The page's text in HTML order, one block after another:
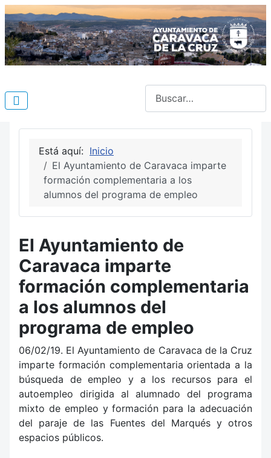
Está aquí: Inicio
El Ayuntamiento de Caravaca imparte
formación complementaria a los
alumnos del programa de empleo
El Ayuntamiento de
Caravaca imparte
formación complementaria
a los alumnos del
programa de empleo
06/02/19. El Ayuntamiento de Caravaca de la Cruz
imparte formación complementaria orientada a la
búsqueda de empleo y a los recursos para el
autoempleo dirigida al alumnado del programa
mixto de empleo y formación para la adecuación
del paraje de las Fuentes del Marqués y otros
espacios públicos.